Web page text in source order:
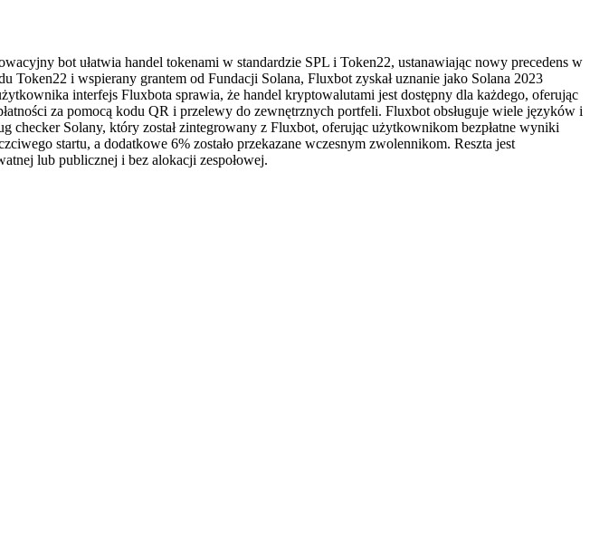
bot ułatwia handel tokenami w standardzie SPL i Token22, ustanawiając nowy precedens w
Token22 i wspierany grantem od Fundacji Solana, Fluxbot zyskał uznanie jako Solana 2023
interfejs Fluxbota sprawia, że ​​handel kryptowalutami jest dostępny dla każdego, oferując
za pomocą kodu QR i przelewy do zewnętrznych portfeli. Fluxbot obsługuje wiele języków i
checker Solany, który został zintegrowany z Fluxbot, oferując użytkownikom bezpłatne wyniki
startu, a dodatkowe 6% zostało przekazane wczesnym zwolennikom. Reszta jest
lub publicznej i bez alokacji zespołowej.